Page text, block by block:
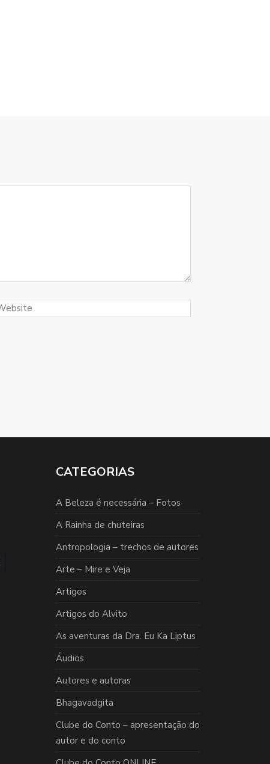
CATEGORIAS
A Beleza é necessária – Fotos
A Rainha de chuteiras
Antropologia – trechos de autores
Arte – Mire e Veja
Artigos
Artigos do Alvito
As aventuras da Dra. Eu Ka Liptus
Áudios
Autores e autoras
Bhagavadgita
Clube do Conto – apresentação do
autor e do conto